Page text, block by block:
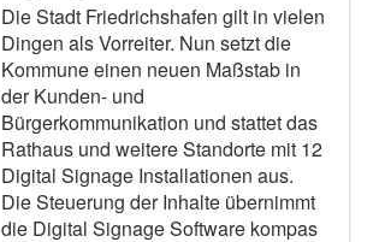
Die Stadt Friedrichshafen gilt in vielen
Dingen als Vorreiter. Nun setzt die
Kommune einen neuen Maßstab in
der Kunden- und
Bürgerkommunikation und stattet das
Rathaus und weitere Standorte mit 12
Digital Signage Installationen aus.
Die Steuerung der Inhalte übernimmt
die Digital Signage Software kompas